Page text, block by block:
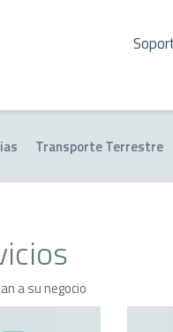
Transporte Terrestre
a su negocio